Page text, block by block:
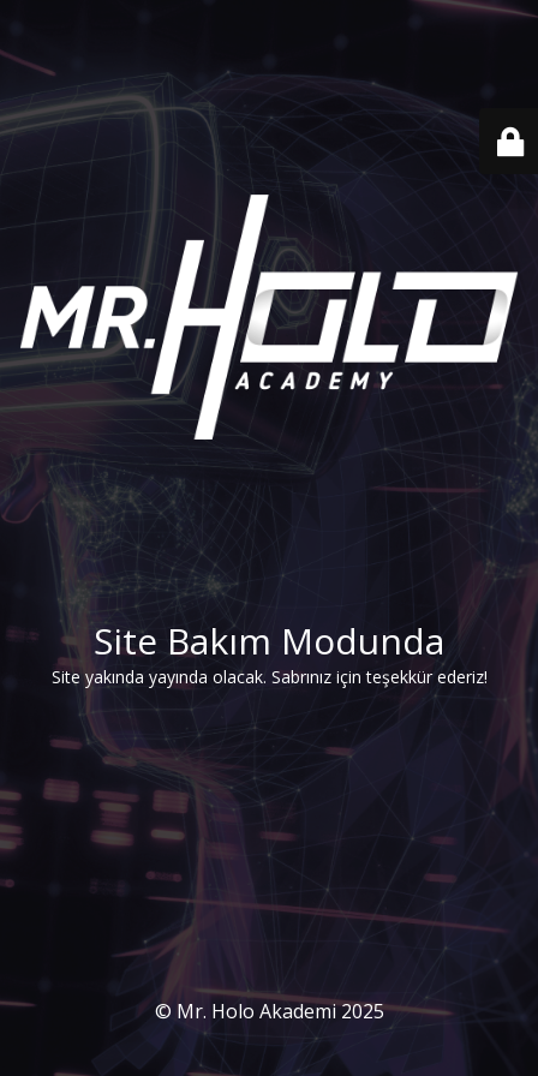
Site Bakım Modunda
Site yakında yayında olacak. Sabrınız için teşekkür ederiz!
© Mr. Holo Akademi 2025